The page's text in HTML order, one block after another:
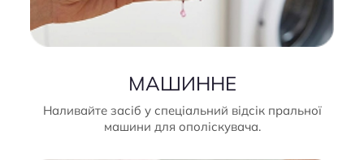
МАШИННЕ
Наливайте засіб у спеціальний відсік пральної
машини для ополіскувача.